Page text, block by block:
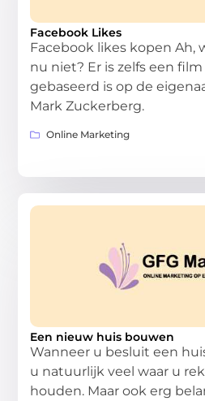
Facebook Likes
Facebook likes kopen Ah,
nu niet? Er is zelfs een
gebaseerd is op de
Mark Zuckerberg.
Online Marketing
Een nieuw huis bouwen
Wanneer u besluit een
u natuurlijk veel waar u
houden. Maar ook erg